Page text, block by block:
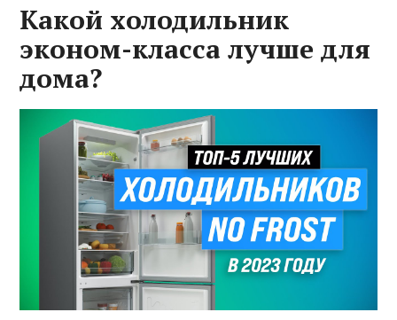
Какой холодильник
эконом-класса лучше для
дома?